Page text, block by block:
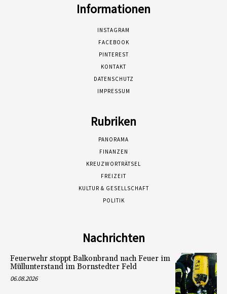
Informationen
INSTAGRAM
FACEBOOK
PINTEREST
KONTAKT
DATENSCHUTZ
IMPRESSUM
Rubriken
PANORAMA
FINANZEN
KREUZWORTRÄTSEL
FREIZEIT
KULTUR & GESELLSCHAFT
POLITIK
Nachrichten
Feuerwehr stoppt Balkonbrand nach Feuer im
Müllunterstand im Bornstedter Feld
06.08.2026